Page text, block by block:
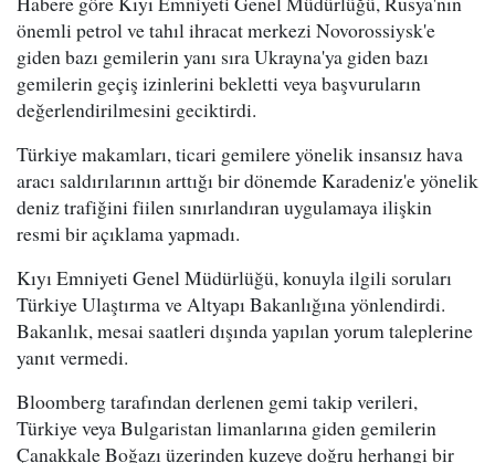
önemli petrol ve tahıl ihracat merkezi Novorossiysk'e
giden bazı gemilerin yanı sıra Ukrayna'ya giden bazı
gemilerin geçiş izinlerini bekletti veya başvuruların
değerlendirilmesini geciktirdi.
Türkiye makamları, ticari gemilere yönelik insansız hava
aracı saldırılarının arttığı bir dönemde Karadeniz'e yönelik
deniz trafiğini fiilen sınırlandıran uygulamaya ilişkin
resmi bir açıklama yapmadı.
Kıyı Emniyeti Genel Müdürlüğü, konuyla ilgili soruları
Türkiye Ulaştırma ve Altyapı Bakanlığına yönlendirdi.
Bakanlık, mesai saatleri dışında yapılan yorum taleplerine
yanıt vermedi.
Bloomberg tarafından derlenen gemi takip verileri,
Türkiye veya Bulgaristan limanlarına giden gemilerin
Çanakkale Boğazı üzerinden kuzeye doğru herhangi bir